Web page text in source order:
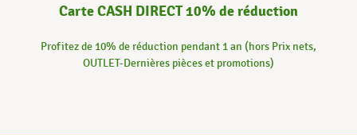
Carte CASH DIRECT 10% de réduction
Profitez de 10% de réduction pendant 1 an (hors Prix nets,
OUTLET-Dernières pièces et promotions)